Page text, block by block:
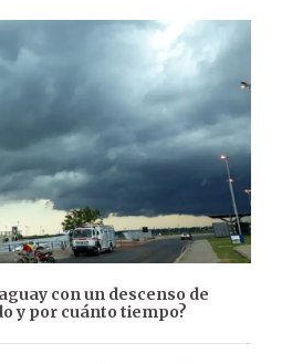
con un descenso de
y por cuánto tiempo?